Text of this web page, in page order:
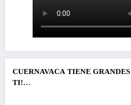
CUERNAVACA TIENE
TI!…